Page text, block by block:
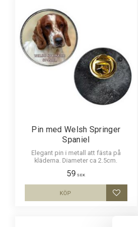
Pin med Welsh Springer
Spaniel
Elegant pin i metall att fästa på
kläderna. Diameter ca 2.5cm.
59 SEK
Lägg
KÖP